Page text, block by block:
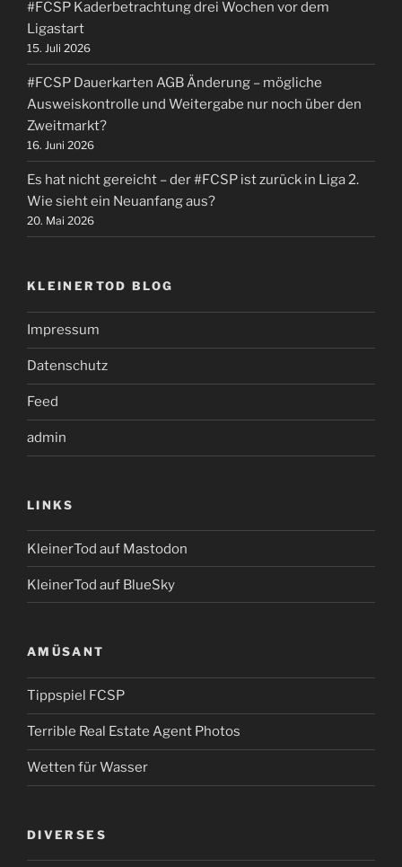
#FCSP Kaderbetrachtung drei Wochen vor dem
Ligastart
15. Juli 2026
#FCSP Dauerkarten AGB Änderung – mögliche
Ausweiskontrolle und Weitergabe nur noch über den
Zweitmarkt?
16. Juni 2026
Es hat nicht gereicht – der #FCSP ist zurück in Liga 2.
Wie sieht ein Neuanfang aus?
20. Mai 2026
KLEINERTOD BLOG
Impressum
Datenschutz
Feed
admin
LINKS
KleinerTod auf Mastodon
KleinerTod auf BlueSky
AMÜSANT
Tippspiel FCSP
Terrible Real Estate Agent Photos
Wetten für Wasser
DIVERSES